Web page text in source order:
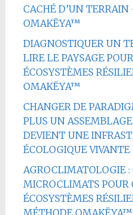
CACHÉ D’UN
OMAKËYA™
DIAGNOSTIQUER UN
LIRE LE PAYSAGE
ÉCOSYSTÈMES
OMAKËYA™
CHANGER DE
PLUS UN
DEVIENT UNE
ÉCOLOGIQUE VIVANTE
AGROCLIMATOLOGIE :
MICROCLIMATS POUR
ÉCOSYSTÈMES
MÉTHODE OMAKËYA™